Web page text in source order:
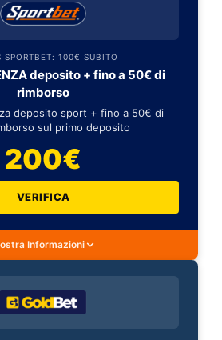
SPORTBET: 100€ SUBITO
deposito + fino a 50€ di
rimborso
deposito sport + fino a 50€ di
sul primo deposito
200€
VERIFICA
Informazioni